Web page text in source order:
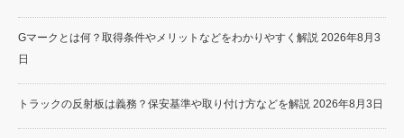
Gマークとは何？取得条件やメリットなどをわかりやすく解説 2026年8月3
日
トラックの反射板は義務？保安基準や取り付け方などを解説 2026年8月3日